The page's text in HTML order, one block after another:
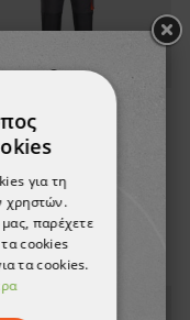
εργασίας KASTOR
28,27 €
για τη
χρηστών.
παρέχετε
cookies
τα cookies.